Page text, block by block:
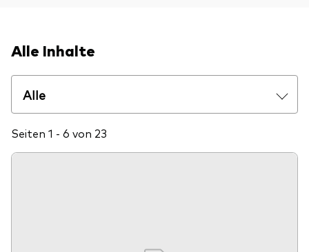
Alle Inhalte
Alle
Seiten 1 - 6 von 23